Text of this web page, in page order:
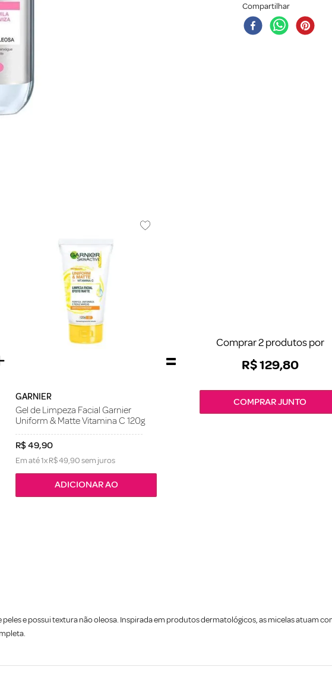
Compartilhar
GARNIER
Gel de Limpeza Facial Garnier
Uniform & Matte Vitamina C 120g
R$49,90
Em até1xR$49,90sem juros
ADICIONAR AO
Comprar 2 produtos por
R$129,80
COMPRAR JUNTO
e possui textura não oleosa. Inspirada em produtos dermatológicos, as micelas atuam